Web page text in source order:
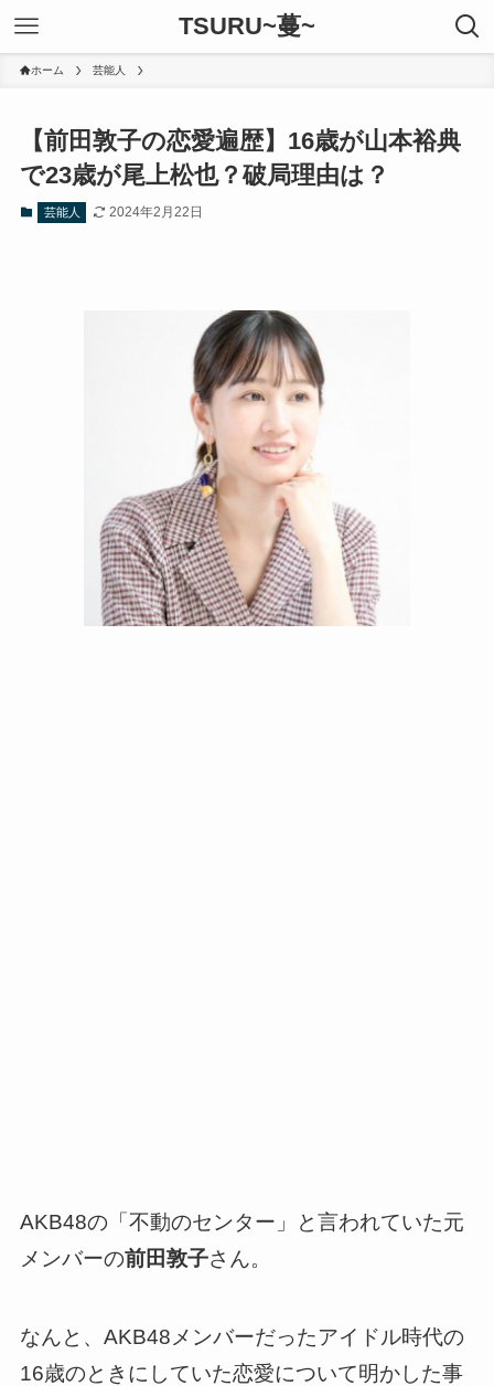
TSURU~蔓~
ホーム 芸能人
【前田敦子の恋愛遍歴】16歳が山本裕典
で23歳が尾上松也？破局理由は？
芸能人 2024年2月22日
AKB48の「不動のセンター」と言われていた元
メンバーの前田敦子さん。
なんと、AKB48メンバーだったアイドル時代の
16歳のときにしていた恋愛について明かした事